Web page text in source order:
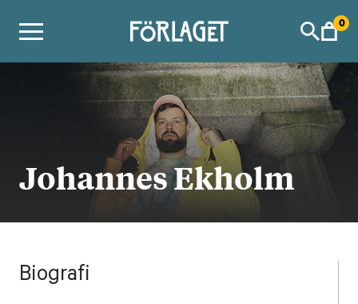
0
Johannes Ekholm
Biografi